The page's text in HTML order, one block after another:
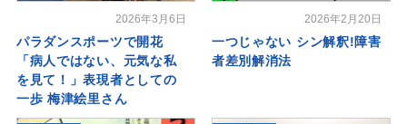
2026年3月6日
パラダンスポーツで開花
「病人ではない、元気な私
を見て！」表現者としての
一歩 梅津絵里さん
2026年2月20日
一つじゃない シン解釈!障害
者差別解消法